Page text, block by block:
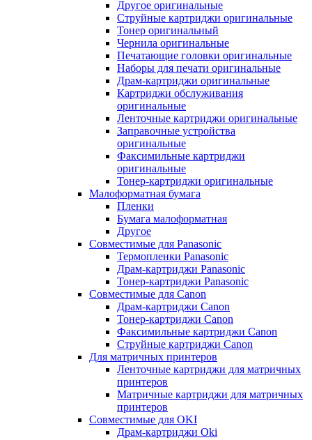
Другое оригинальные
Струйные картриджи оригинальные
Тонер оригинальный
Чернила оригинальные
Печатающие головки оригинальные
Наборы для печати оригинальные
Драм-картриджи оригинальные
Картриджи обслуживания
оригинальные
Ленточные картриджи оригинальные
Заправочные устройства
оригинальные
Факсимильные картриджи
оригинальные
Тонер-картриджи оригинальные
Малоформатная бумага
Пленки
Бумага малоформатная
Другое
Совместимые для Panasonic
Термопленки Panasonic
Драм-картриджи Panasonic
Тонер-картриджи Panasonic
Совместимые для Canon
Драм-картриджи Canon
Тонер-картриджи Canon
Факсимильные картриджи Canon
Струйные картриджи Canon
Для матричных принтеров
Ленточные картриджи для матричных
принтеров
Матричные картриджи для матричных
принтеров
Совместимые для OKI
Драм-картриджи Oki